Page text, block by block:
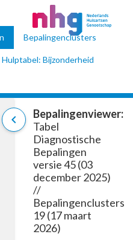
Bepalingenclusters
Hulptabel: Bijzonderheid
chevron_left
Bepalingenviewer:
Tabel
Diagnostische
Bepalingen
versie 45 (03
december 2025)
//
Bepalingenclusters
19 (17 maart
2026)